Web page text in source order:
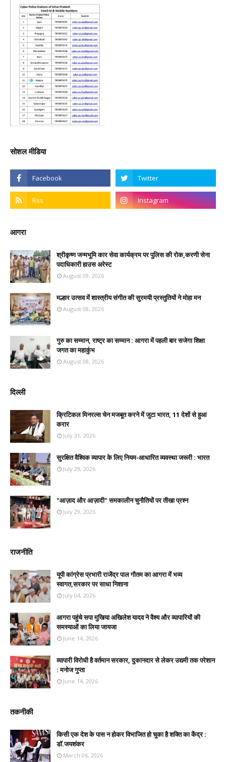
सोशल मीडिया
आगरा
श्रीकृष्ण जन्मभूमि कार सेवा कार्यक्रम पर पुलिस की रोक,करणी सेना
पदाधिकारी हाउस अरेस्ट
August 09, 2026
मल्हार उत्सव में शास्त्रीय संगीत की सुरमयी प्रस्तुतियों ने मोहा मन
August 08, 2026
गुरु का सम्मान, राष्ट्र का सम्मान : आगरा में पहली बार सजेगा शिक्षा
जगत का महाकुंभ
August 08, 2026
दिल्ली
क्रिटिकल मिनरल्स चेन मजबूत करने में जुटा भारत, 11 देशों से हुआ
करार
July 31, 2026
सुरक्षित वैश्विक व्यापार के लिए नियम-आधारित व्यवस्था जरूरी : भारत
July 29, 2026
"आज़ाद और आज़ादी" समकालीन चुनौतियों पर तीखा प्रश्न
July 29, 2026
राजनीति
यूपी कांग्रेस प्रभारी राजेंद्र पाल गौतम का आगरा में भव्य
स्वागत,सरकार पर साधा निशाना
July 04, 2026
आगरा पहुंचे सपा मुखिया अखिलेश यादव ने वैश्य और व्यापारियों की
समस्याओं का लिया जायजा
June 14, 2026
व्यापारी विरोधी है वर्तमान सरकार, दुकानदार से लेकर उद्यमी तक परेशान
: मनोज गुप्ता
June 14, 2026
तकनीकी
किसी एक देश के पास न होकर विभाजित हो चुका है शक्ति का केंद्र :
डॉ.जयशंकर
March 06, 2026